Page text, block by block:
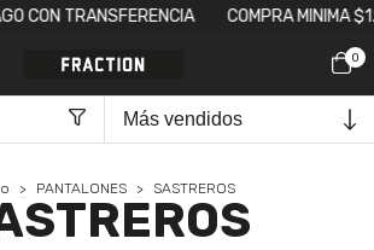
TRANSFERENCIA COMPRA MINIMA
0
> PANTALONES > SASTREROS